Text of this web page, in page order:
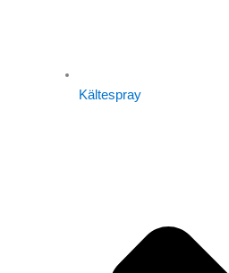
Kältespray